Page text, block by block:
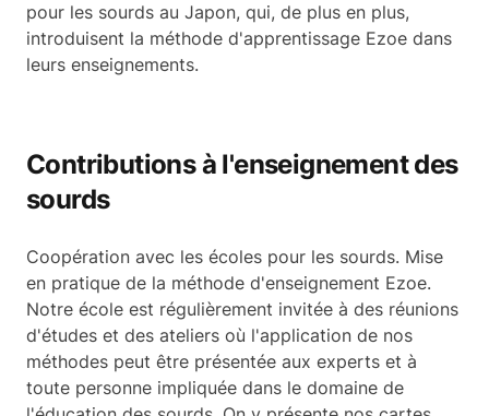
pour les sourds au Japon, qui, de plus en plus,
introduisent la méthode d'apprentissage Ezoe dans
leurs enseignements.
Contributions à l'enseignement des
sourds
Coopération avec les écoles pour les sourds. Mise
en pratique de la méthode d'enseignement Ezoe.
Notre école est régulièrement invitée à des réunions
d'études et des ateliers où l'application de nos
méthodes peut être présentée aux experts et à
toute personne impliquée dans le domaine de